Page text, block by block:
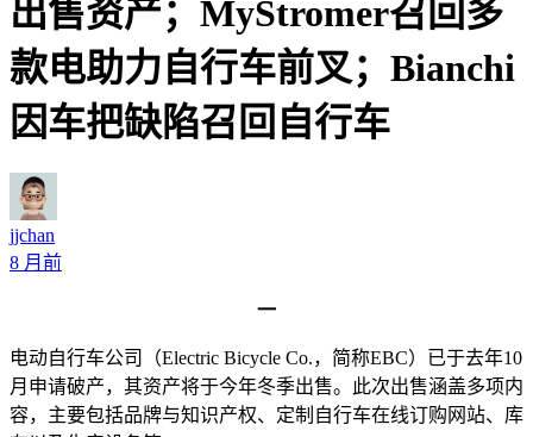
出售资产；MyStromer召回多
款电助力自行车前叉；Bianchi
因车把缺陷召回自行车
jjchan
8 月前
一
电动自行车公司（Electric Bicycle Co.，简称EBC）已于去年10
月申请破产，其资产将于今年冬季出售。此次出售涵盖多项内
容，主要包括品牌与知识产权、定制自行车在线订购网站、库